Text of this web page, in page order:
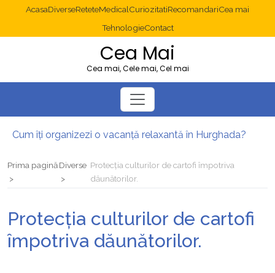
AcasaDiverseReteteMedicalCuriozitatiRecomandariCea mai
TehnologieContact
Cea Mai
Cea mai, Cele mai, Cel mai
Cum îți organizezi o vacanță relaxantă în Hurghada?
Prima paginăDiverse Protecția culturilor de cartofi împotriva
dăunătorilor.
Protecția culturilor de cartofi
împotriva dăunătorilor.